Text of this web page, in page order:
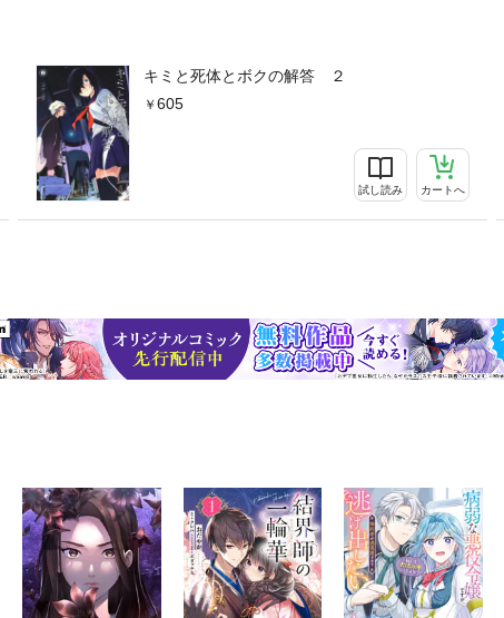
キミと死体とボクの解答 ２
605
試し読み カートへ